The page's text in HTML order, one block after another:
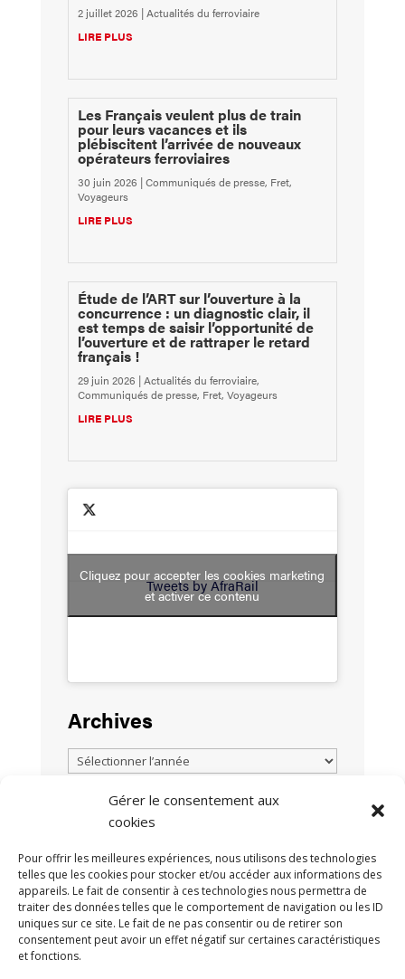
Gérer le consentement aux
cookies
Pour offrir les meilleures expériences, nous utilisons des technologies
telles que les cookies pour stocker et/ou accéder aux informations des
appareils. Le fait de consentir à ces technologies nous permettra de
traiter des données telles que le comportement de navigation ou les ID
uniques sur ce site. Le fait de ne pas consentir ou de retirer son
consentement peut avoir un effet négatif sur certaines caractéristiques
et fonctions.
2 juillet 2026 |Actualités du ferroviaire
LIRE PLUS
Les Français veulent plus de train
pour leurs vacances et ils
plébiscitent l’arrivée de nouveaux
opérateurs ferroviaires
30 juin 2026 |Communiqués de presse, Fret,
Voyageurs
LIRE PLUS
Étude de l’ART sur l’ouverture à la
concurrence : un diagnostic clair, il
est temps de saisir l’opportunité de
l’ouverture et de rattraper le retard
français !
29 juin 2026 |Actualités du ferroviaire,
Communiqués de presse, Fret, Voyageurs
LIRE PLUS
Tweets by AfraRail
Cliquez pour accepter les cookies marketing
et activer ce contenu
Archives
TOUTES LES ACTUALITÉS